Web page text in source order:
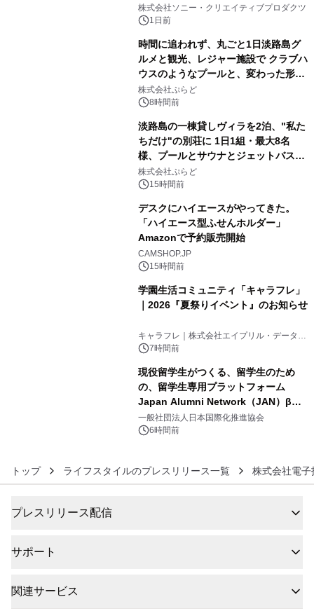
ラボレーション サウナイキタイコラ
ボグッズも発売決定！
株式会社ソニー・クリエイティブプロダクツ
1日前
時間に追われず、丸ごと1日淡路島グ
ルメと観光、レジャー施設で クラブハ
ウスのようなプールと、変わった形の
サウナも 「THE BOXY AWAJI」のお
得な素泊まり連泊プランで
株式会社ぷらど
8時間前
淡路島の一棟貸しヴィラを2泊、"私た
ちだけ"の別荘に 1日1組・最大8名
様、プールとサウナとジェットバス付
きで Villa Mon Temps AWAJIの連泊
素泊りプラン
株式会社ぷらど
15時間前
デスクにハイエースがやってきた。
「ハイエース型ふせんホルダー」
Amazonで予約販売開始
CAMSHOP.JP
15時間前
学園生活コミュニティ「キャラフレ」
｜2026『夏祭りイベント』のお知らせ
キャラフレ｜株式会社エイプリル・データ・
デザインズ
7時間前
現役留学生がつくる、留学生のため
の、留学生専用プラットフォーム
Japan Alumni Network（JAN）β版
をリリース
一般社団法人日本国際化推進協会
6時間前
トップ ライフスタイルのプレスリリース一覧 株式会社電子
プレスリリース配信
サポート
関連サービス